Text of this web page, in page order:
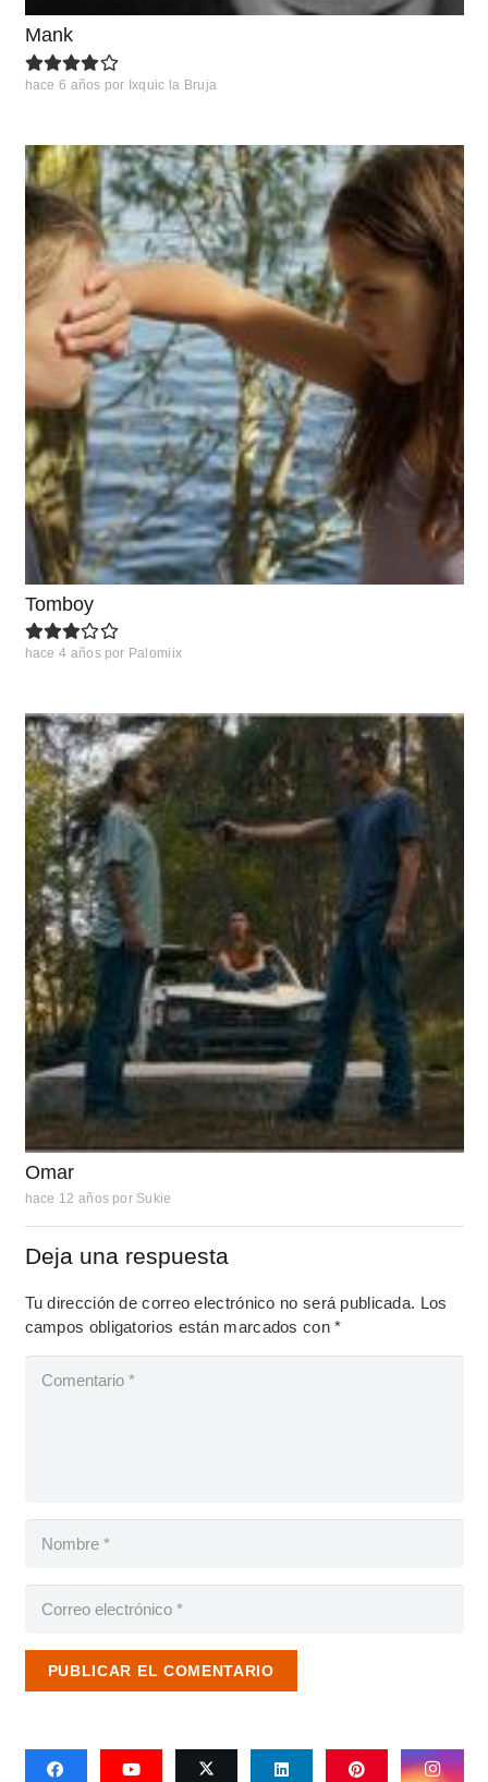
Mank
hace 6 años por Ixquic la Bruja
Tomboy
hace 4 años por Palomiix
Omar
hace 12 años por Sukie
Deja una respuesta
Tu dirección de correo electrónico no será publicada. Los
campos obligatorios están marcados con*
PUBLICAR EL COMENTARIO